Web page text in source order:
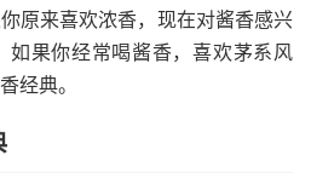
原来喜欢浓香，现在对酱香感兴
如果你经常喝酱香，喜欢茅系风
经典。